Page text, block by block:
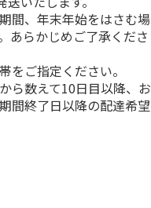
間、年末年始をはさむ場
あらかじめご了承くださ
ご指定ください。
ら数えて10日目以降、お
間終了日以降の配達希望